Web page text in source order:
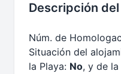
Descripción
Núm. de
Situación del
la Playa: No, y de